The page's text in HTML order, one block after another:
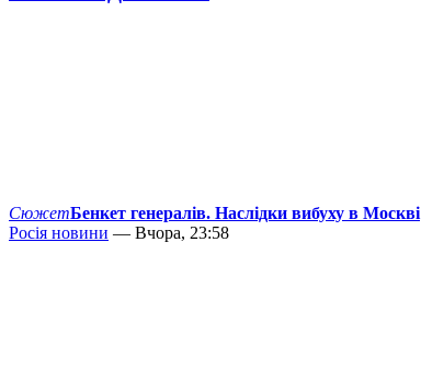
СюжетБенкет генералів. Наслідки вибуху в Москві
Росія новини — Вчора, 23:58